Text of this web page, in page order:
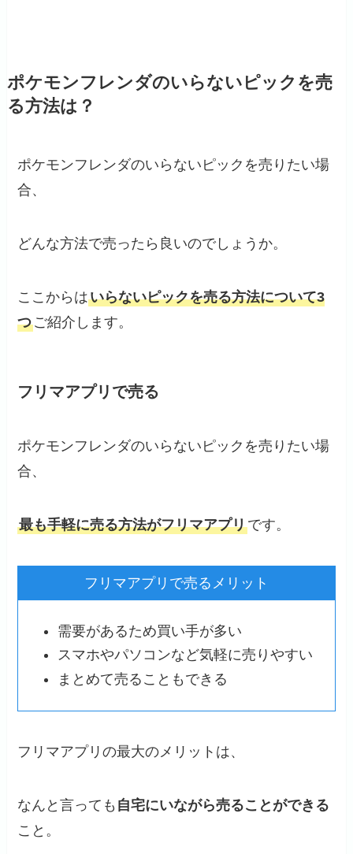
ポケモンフレンダのいらないピックを売
る方法は？
ポケモンフレンダのいらないピックを売りたい場
合、
どんな方法で売ったら良いのでしょうか。
ここからはいらないピックを売る方法について3
つご紹介します。
フリマアプリで売る
ポケモンフレンダのいらないピックを売りたい場
合、
最も手軽に売る方法がフリマアプリです。
フリマアプリで売るメリット
需要があるため買い手が多い
スマホやパソコンなど気軽に売りやすい
まとめて売ることもできる
フリマアプリの最大のメリットは、
なんと言っても 自宅にいながら売ることができる
こと。